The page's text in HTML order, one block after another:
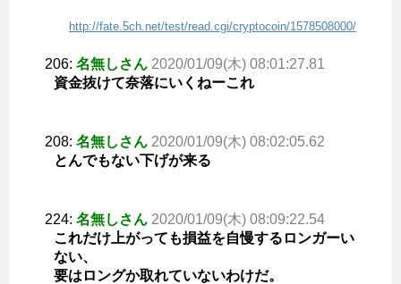
http://fate.5ch.net/test/read.cgi/cryptocoin/1578508000/
206: 名無しさん 2020/01/09(木) 08:01:27.81
資金抜けて奈落にいくねーこれ
208: 名無しさん 2020/01/09(木) 08:02:05.62
とんでもない下げが来る
224: 名無しさん 2020/01/09(木) 08:09:22.54
これだけ上がっても損益を自慢するロンガーい
ない、
要はロングか取れていないわけだ。